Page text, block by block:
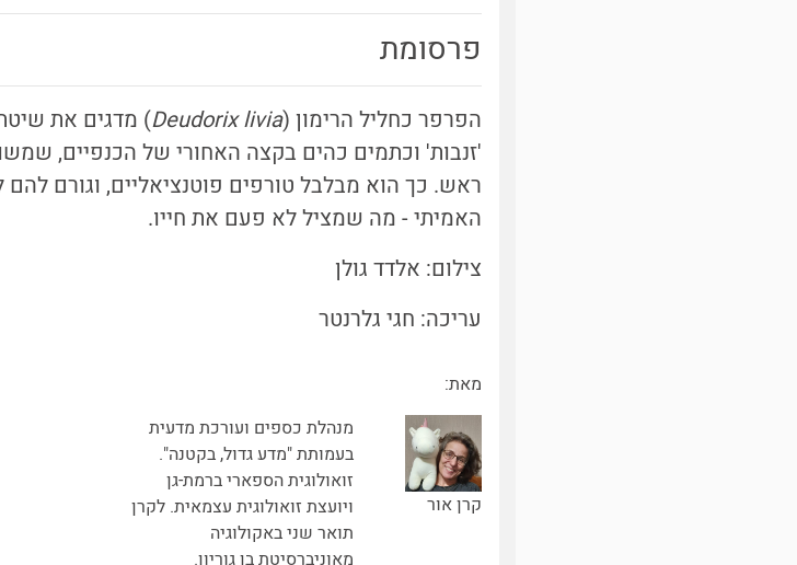
פרסומת
הפרפר כחליל הרימון (Deudorix livia) מדגים את
'זנבות' וכתמים כהים בקצה האחורי של הכנפיים,
ראש. כך הוא מבלבל טורפים פוטנציאליים, וגורם
האמיתי - מה שמציל לא פעם את חייו.
צילום: אלדד גולן
עריכה: חגי גלרנטר
מאת:
קרן אור
מנהלת כספים ועורכת מדעית
בעמותת "מדע גדול, בקטנה".
זואולוגית הספארי ברמת-גן
ויועצת זואולוגית עצמאית. לקרן
תואר שני באקולוגיה
מאוניברסיטת בן גוריון.